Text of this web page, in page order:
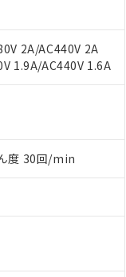
2A/AC440V 2A
1.9A/AC440V 1.6A
度 30回/min
外となる商品もある
日時点での社内デー
格とは異なる場合が
たはお客様担当のオ
トワーク
」をご確認
三者に漏洩または開
ただくには、I-Web
談に必要な範囲で利
下、
、ポリ臭化ジフェニルエ
酸ブチルベンジル（BBP）
があります。
。
ポリ臭化ジフェニル
、 BBP(フタル酸ブチルベ
とを示します。
し、環境に深刻な影
。
、違法に輸出されな
2および3の内容を当
輸出するおそれがあ
引先、またはお客
ない機種